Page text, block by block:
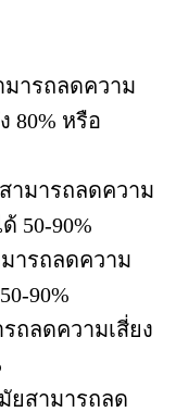
มารถลดความ
80% หรือ
ามารถลดความ
50-90%
ารถลดความ
90%
ถลดความเสี่ยง
ยสามารถลด